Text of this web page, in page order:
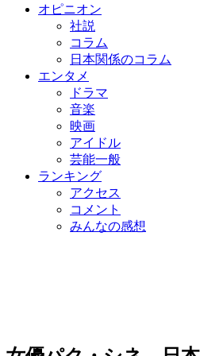
オピニオン
社説
コラム
日本関係のコラム
エンタメ
ドラマ
音楽
映画
アイドル
芸能一般
ランキング
アクセス
コメント
みんなの感想